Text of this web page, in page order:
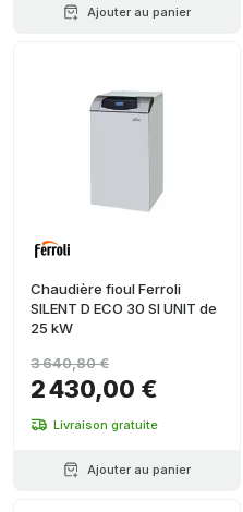
Ajouter au panier
Chaudière fioul Ferroli
SILENT D ECO 30 SI UNIT de
25 kW
2 430,00 €
3 640,80 €
Livraison gratuite
Ajouter au panier